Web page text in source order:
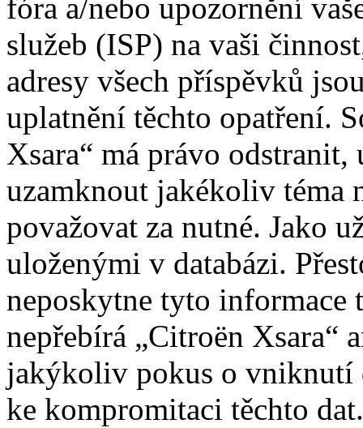
fóra a/nebo upozornění
služeb (ISP) na vaši
adresy všech příspěvků
uplatnění těchto opatření.
Xsara“ má právo
uzamknout jakékoliv téma
považovat za nutné. Jako
uloženými v databázi.
neposkytne tyto informace
nepřebírá „Citroën Xsara“
jakýkoliv pokus o vniknutí
ke kompromitaci těchto dat.